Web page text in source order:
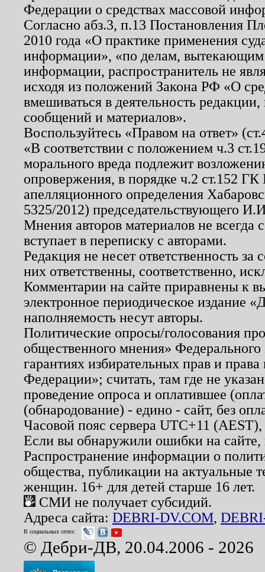
Федерации о средствах массовой
Согласно абз.3, п.13 Постановления
2010 года «О практике применения
информации», «по делам, вытекающим
информации, распространитель не
исходя из положений Закона РФ «О
вмешиваться в деятельность
сообщений и материалов».
Воспользуйтесь «Правом на ответ»
«В соответствии с положением ч.3
морального вреда подлежит
опровержения, в порядке ч.2 ст.152
апелляционного определения
5325/2012) председательствующего
Мнения авторов материалов не
вступает в переписку с авторами.
Редакция не несет ответственность
них ответственны, соответственно,
Комментарии на сайте приравнены к
электронное периодическое издание
наполняемость несут авторы.
Политические опросы/голосования
общественного мнения»
гарантиях избирательных прав и
Федерации»; считать, там где не
проведение опроса и оплатившее
(обнародование) - едино - сайт, без
Часовой пояс сервера UTC+11
Если вы обнаружили ошибки на
Распространение информации о
общества, публикации на актуальные
женщин. 16+ для детей старше 16 лет.
СМИ не получает субсидий.
Адреса сайта: DEBRI-DV.COM,
В социальных сетях:
© Дебри-ДВ, 20.04.2006 - 2026